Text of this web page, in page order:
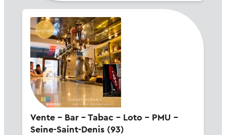
Vente - Bar - Tabac - Loto - PMU -
Seine-Saint-Denis (93)